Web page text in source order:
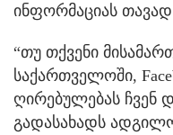
ინფორმაციას
“თუ თქვენი
საქართველოში,
ღირებულებას ჩვენ
გადასახადს